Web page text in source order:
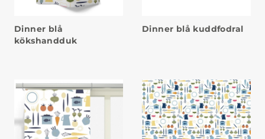
Dinner blå
kökshandduk
Dinner blå kuddfodral